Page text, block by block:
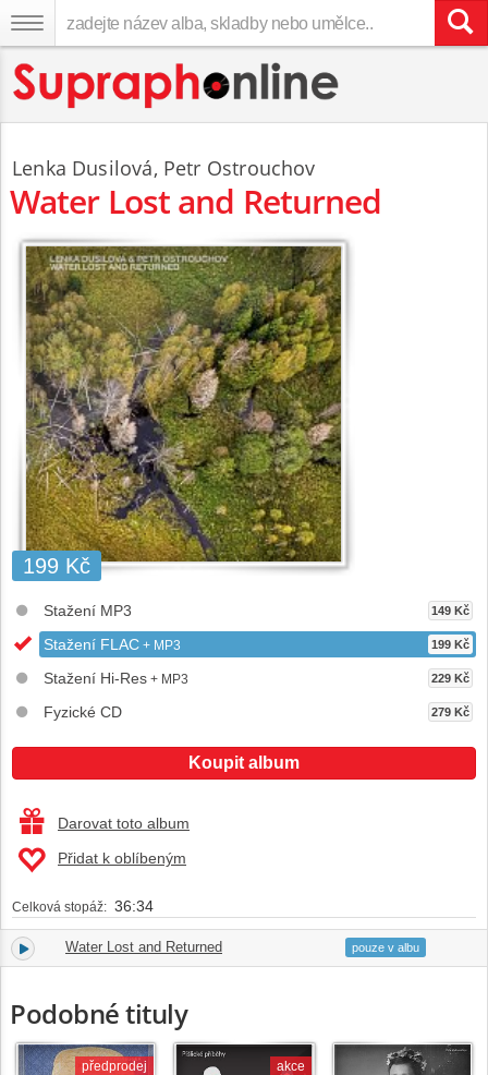
Lenka Dusilová, Petr Ostrouchov
Water Lost and Returned
199 Kč
Stažení MP3 149 Kč
Stažení FLAC + MP3 199 Kč
Stažení Hi-Res + MP3 229 Kč
Fyzické CD 279 Kč
Koupit album
Darovat toto album
Přidat k oblíbeným
Celková stopáž: 36:34
1. Water Lost and Returned 36:34
pouze v albu
Podobné tituly
předprodej akce